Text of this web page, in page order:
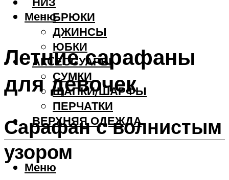
БРЮКИ
ДЖИНСЫ
ЮБКИ
АКCЕССУАРЫ
СУМКИ
ШАПКИ/ШАРФЫ
ПЕРЧАТКИ
ВЕРХНЯЯ ОДЕЖДА
Меню
Меню
Летние сарафаны
для девочек
Сарафан с волнистым
узором